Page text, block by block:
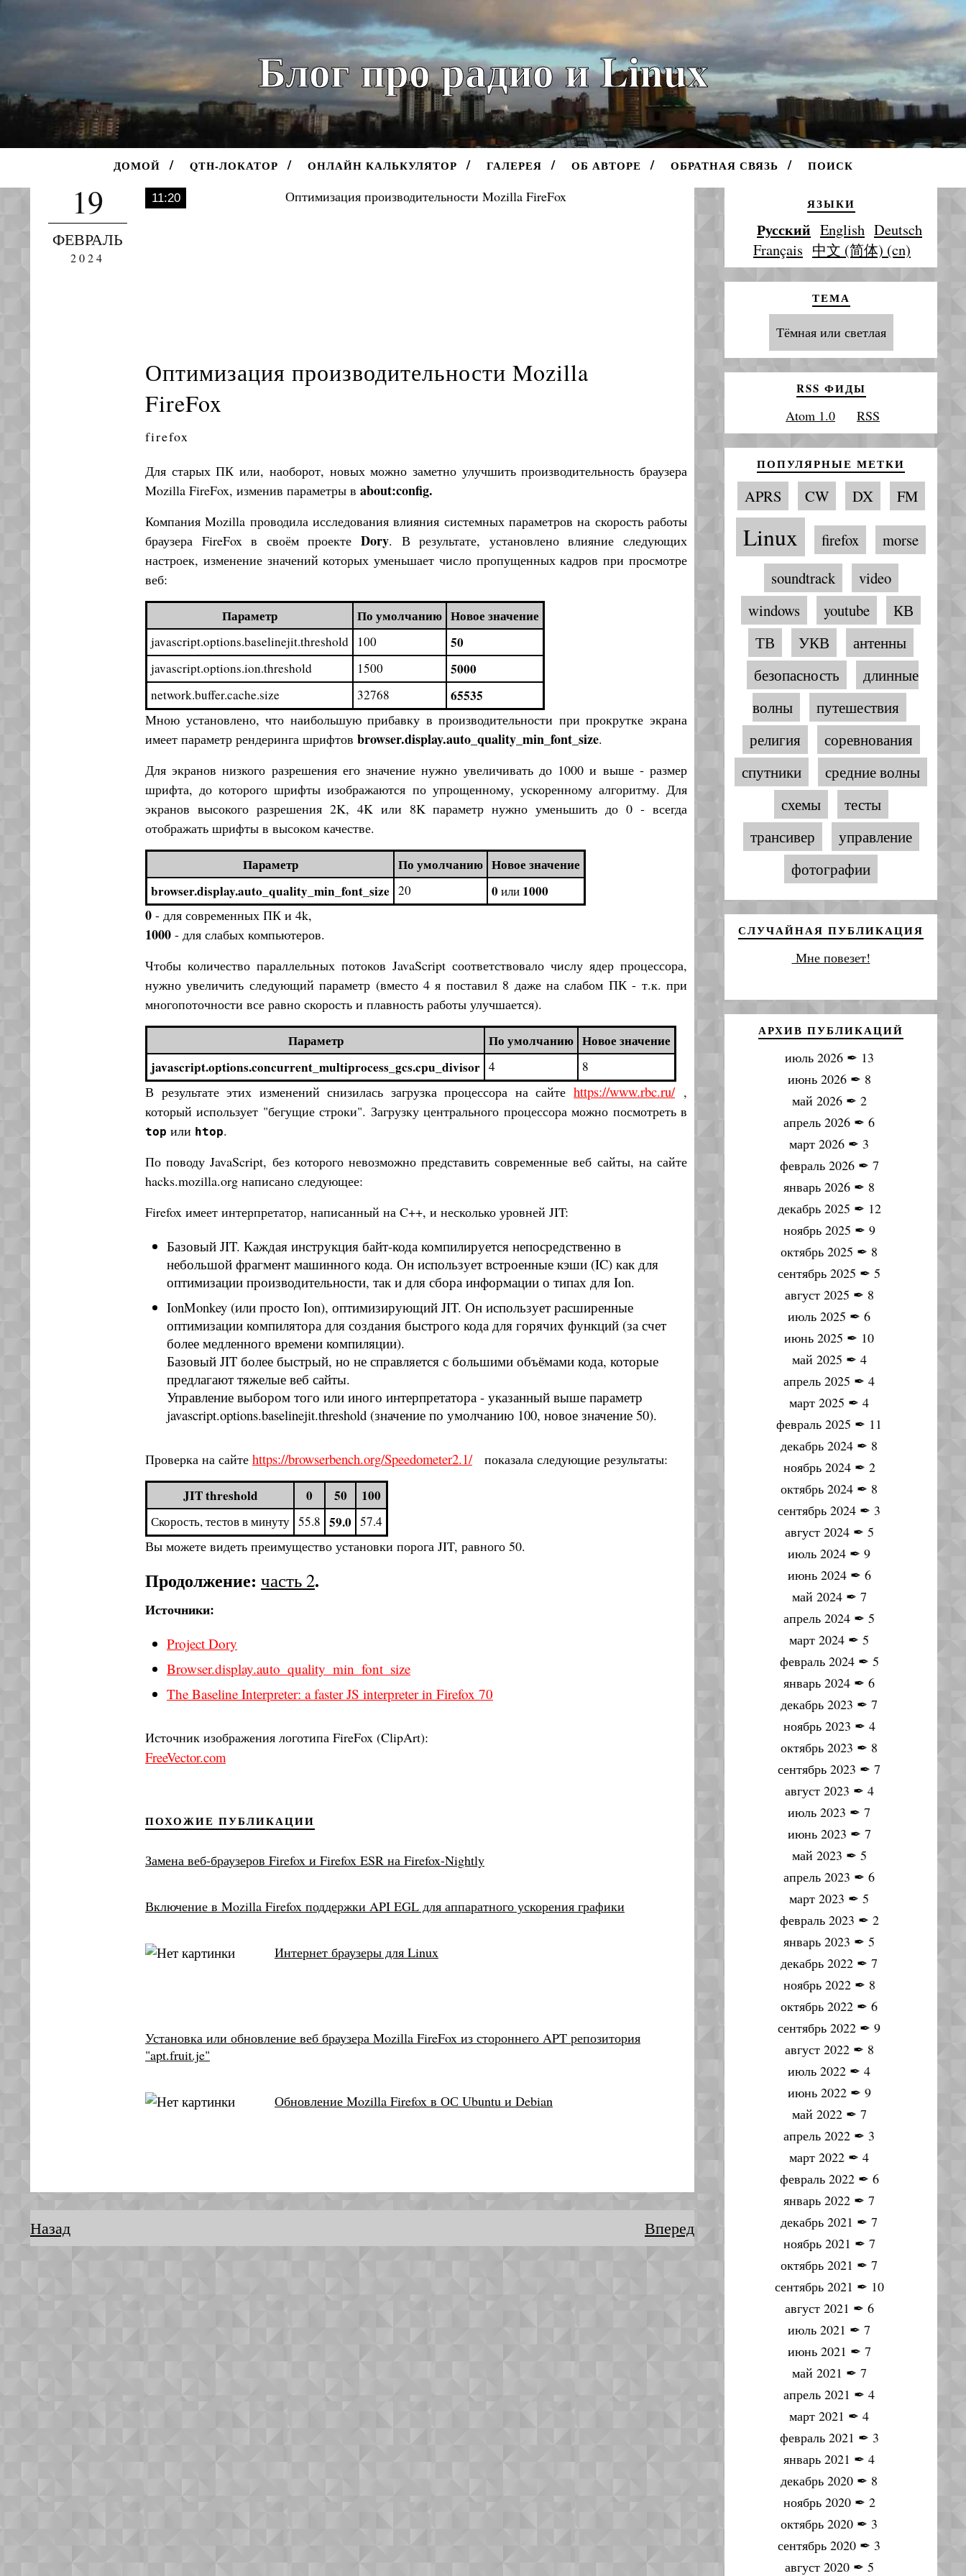
Блог про радио и Linux
ДОМОЙ QTH-ЛОКАТОР ОНЛАЙН КАЛЬКУЛЯТОР ГАЛЕРЕЯ ОБ АВТОРЕ ОБРАТНАЯ СВЯЗЬ ПОИСК
19
ФЕВРАЛЬ
2024
11:20
Оптимизация производительности Mozilla
FireFox
firefox
Для старых ПК или, наоборот, новых можно заметно улучшить производительность браузера
Mozilla FireFox, изменив параметры в about:config.
Компания Mozilla проводила исследования влияния системных параметров на скорость работы
браузера FireFox в своём проекте Dory. В результате, установлено влияние следующих
настроек, изменение значений которых уменьшает число пропущенных кадров при просмотре
веб:
Параметр По умолчанию Новое значение
javascript.options.baselinejit.threshold 100 50
javascript.options.ion.threshold 1500 5000
network.buffer.cache.size 32768 65535
Мною установлено, что наибольшую прибавку в производительности при прокрутке экрана
имеет параметр рендеринга шрифтов browser.display.auto_quality_min_font_size.
Для экранов низкого разрешения его значение нужно увеличивать до 1000 и выше - размер
шрифта, до которого шрифты изображаются по упрощенному, ускоренному алгоритму. Для
экранов высокого разрешения 2K, 4K или 8K параметр нужно уменьшить до 0 - всегда
отображать шрифты в высоком качестве.
Параметр По умолчанию Новое значение
browser.display.auto_quality_min_font_size 20 0или 1000
0 - для современных ПК и 4k,
1000 - для слабых компьютеров.
Чтобы количество параллельных потоков JavaScript соответствовало числу ядер процессора,
нужно увеличить следующий параметр (вместо 4 я поставил 8 даже на слабом ПК - т.к. при
многопоточности все равно скорость и плавность работы улучшается).
Параметр По умолчанию Новое значение
javascript.options.concurrent_multiprocess_gcs.cpu_divisor 4 8
В результате этих изменений снизилась загрузка процессора на сайте https://www.rbc.ru/ ,
который использует "бегущие строки". Загрузку центрального процессора можно посмотреть в
top или htop.
По поводу JavaScript, без которого невозможно представить современные веб сайты, на сайте
hacks.mozilla.org написано следующее:
Firefox имеет интерпретатор, написанный на C++, и несколько уровней JIT:
Базовый JIT. Каждая инструкция байт-кода компилируется непосредственно в
небольшой фрагмент машинного кода. Он использует встроенные кэши (IC) как для
оптимизации производительности, так и для сбора информации о типах для Ion.
IonMonkey (или просто Ion), оптимизирующий JIT. Он использует расширенные
оптимизации компилятора для создания быстрого кода для горячих функций (за счет
более медленного времени компиляции).
Базовый JIT более быстрый, но не справляется с большими объёмами кода, которые
предлагают тяжелые веб сайты.
Управление выбором того или иного интерпретатора - указанный выше параметр
javascript.options.baselinejit.threshold (значение по умолчанию 100, новое значение 50).
Проверка на сайте https://browserbench.org/Speedometer2.1/ показала следующие результаты:
JIT threshold 0 50 100
Скорость, тестов в минуту 55.8 59.0 57.4
Вы можете видеть преимущество установки порога JIT, равного 50.
Продолжение: часть 2.
Источники:
Project Dory
Browser.display.auto_quality_min_font_size
The Baseline Interpreter: a faster JS interpreter in Firefox 70
Источник изображения логотипа FireFox (ClipArt):
FreeVector.com
ПОХОЖИЕ ПУБЛИКАЦИИ
Замена веб-браузеров Firefox и Firefox ESR на Firefox-Nightly
Включение в Mozilla Firefox поддержки API EGL для аппаратного ускорения графики
Интернет браузеры для Linux
Установка или обновление веб браузера Mozilla FireFox из стороннего APT репозитория
"apt.fruit.je"
Обновление Mozilla Firefox в ОС Ubuntu и Debian
Назад Вперед
ЯЗЫКИ
Русский English Deutsch
Français 中文 (简体) (cn)
ТЕМА
Тёмная или светлая
RSS ФИДЫ
Atom 1.0 RSS
ПОПУЛЯРНЫЕ МЕТКИ
APRS CW DX FM
Linux firefox
morse
soundtrack
video
windows
youtube
КВ
ТВ
УКВ
антенны
безопасность
длинные
волны
путешествия
религия
соревнования
спутники
средние волны
схемы
тесты
трансивер
управление
фотографии
СЛУЧАЙНАЯ ПУБЛИКАЦИЯ
Мне повезет!
АРХИВ ПУБЛИКАЦИЙ
июль 2026✒ 13
июнь 2026✒ 8
май 2026✒ 2
апрель 2026 ✒ 6
март 2026 ✒ 3
февраль 2026✒ 7
январь 2026 ✒ 8
декабрь 2025 ✒ 12
ноябрь 2025 ✒ 9
октябрь 2025 ✒ 8
сентябрь 2025 ✒ 5
август 2025 ✒ 8
июль 2025 ✒ 6
июнь 2025 ✒ 10
май 2025 ✒ 4
апрель 2025 ✒ 4
март 2025 ✒ 4
февраль 2025 ✒ 11
декабрь 2024 ✒ 8
ноябрь 2024✒ 2
октябрь 2024 ✒ 8
сентябрь 2024 ✒ 3
август 2024✒ 5
июль 2024 ✒ 9
июнь 2024✒ 6
май 2024✒ 7
апрель 2024 ✒ 5
март 2024 ✒ 5
февраль 2024✒ 5
январь 2024 ✒ 6
декабрь 2023 ✒ 7
ноябрь 2023 ✒ 4
октябрь 2023 ✒ 8
сентябрь 2023 ✒ 7
август 2023 ✒ 4
июль 2023 ✒ 7
июнь 2023 ✒ 7
май 2023 ✒ 5
апрель 2023 ✒ 6
март 2023 ✒ 5
февраль 2023 ✒ 2
январь 2023 ✒ 5
декабрь 2022 ✒ 7
ноябрь 2022✒ 8
октябрь 2022 ✒ 6
сентябрь 2022 ✒ 9
август 2022✒ 8
июль 2022 ✒ 4
июнь 2022✒ 9
май 2022✒ 7
апрель 2022 ✒ 3
март 2022 ✒ 4
февраль 2022✒ 6
январь 2022 ✒ 7
декабрь 2021 ✒ 7
ноябрь 2021 ✒ 7
октябрь 2021 ✒ 7
сентябрь 2021 ✒ 10
август 2021 ✒ 6
июль 2021 ✒ 7
июнь 2021 ✒ 7
май 2021 ✒ 7
апрель 2021 ✒ 4
март 2021 ✒ 4
февраль 2021 ✒ 3
январь 2021 ✒ 4
декабрь 2020 ✒ 8
ноябрь 2020✒ 2
октябрь 2020 ✒ 3
сентябрь 2020 ✒ 3
август 2020✒ 5